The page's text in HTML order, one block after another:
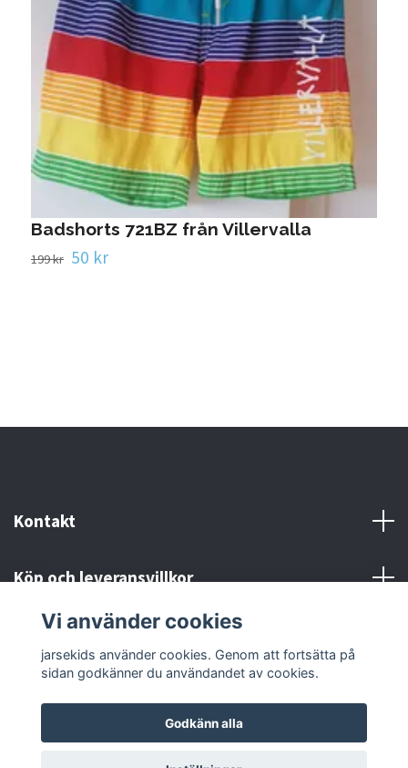
Badshorts 721BZ från Villervalla
199 kr 50 kr
Kontakt
Köp och leveransvillkor
Sociala medier
© 2026 jarsekidsPowered by Quickbutik
Vi använder cookies
jarsekids använder cookies. Genom att fortsätta på
sidan godkänner du användandet av cookies.
Godkänn alla